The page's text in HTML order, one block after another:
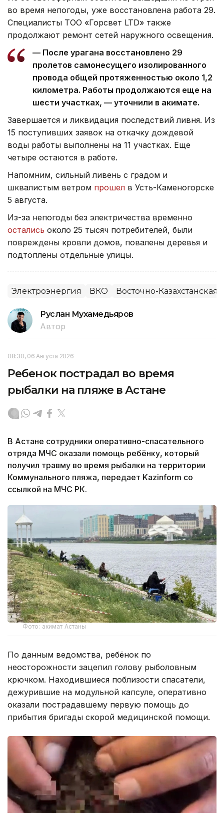
во время непогоды, уже восстановлена работа 29.
Специалисты ТОО «Горсвет LTD» также
продолжают ремонт сетей наружного освещения.
— После урагана восстановлено 29
пролетов самонесущего изолированного
провода общей протяженностью около 1,2
километра. Работы продолжаются еще на
шести участках, — уточнили в акимате.
Завершается и ликвидация последствий ливня. Из
15 поступивших заявок на откачку дождевой
воды работы выполнены на 11 участках. Еще
четыре остаются в работе.
Напомним, сильный ливень с градом и
шквалистым ветром прошел в Усть-Каменогорске
5 августа.
Из-за непогоды без электричества временно
остались около 25 тысяч потребителей, были
повреждены кровли домов, повалены деревья и
подтоплены отдельные улицы.
Электроэнергия ВКО Восточно-Казахстанская
Руслан Мухамедьяров
Автор
08:30, 06 Августа 2026
Ребенок пострадал во время
рыбалки на пляже в Астане
В Астане сотрудники оперативно-спасательного
отряда МЧС оказали помощь ребёнку, который
получил травму во время рыбалки на территории
Коммунального пляжа, передает Kazinform со
ссылкой на МЧС РК.
Фото: акимат Астаны
По данным ведомства, ребёнок по
неосторожности зацепил голову рыболовным
крючком. Находившиеся поблизости спасатели,
дежурившие на модульной капсуле, оперативно
оказали пострадавшему первую помощь до
прибытия бригады скорой медицинской помощи.